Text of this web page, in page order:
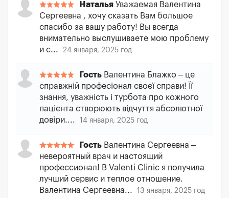
Наталья Уважаемая Валентина
Сергеевна , хочу сказать Вам большое
спасибо за вашу работу! Вы всегда
внимательно выслушиваете мою проблему
и с...
24 января, 2025 год
Гость Валентина Блажко – це
справжній професіонал своєї справи! Її
знання, уважність і турбота про кожного
пацієнта створюють відчуття абсолютної
довіри....
14 января, 2025 год
Гость Валентина Сергеевна –
невероятный врач и настоящий
профессионал! В Valenti Clinic я получила
лучший сервис и теплое отношение.
Валентина Сергеевна...
13 января, 2025 год